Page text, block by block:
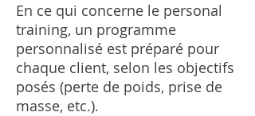
En ce qui concerne le personal
training, un programme
personnalisé est préparé pour
chaque client, selon les objectifs
posés (perte de poids, prise de
masse, etc.).